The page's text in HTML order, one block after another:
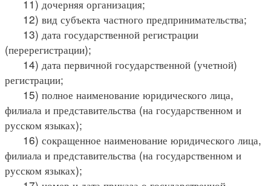
11) дочерняя организация;
12) вид субъекта частного предпринимательства;
13) дата государственной регистрации
(перерегистрации);
14) дата первичной государственной (учетной)
регистрации;
15) полное наименование юридического лица,
филиала и представительства (на государственном и
русском языках);
16) сокращенное наименование юридического лица,
филиала и представительства (на государственном и
русском языках);